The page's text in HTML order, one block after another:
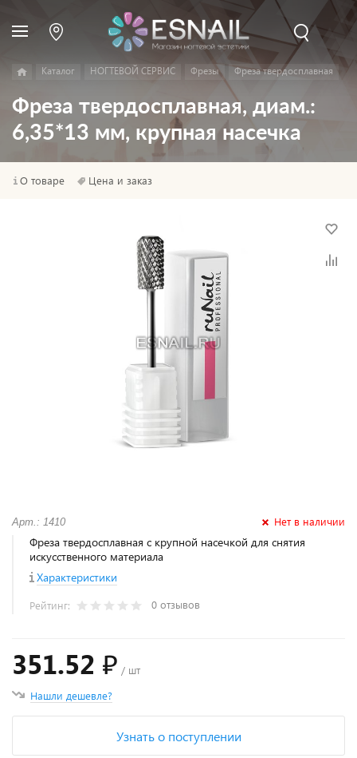
Каталог НОГТЕВОЙ СЕРВИС Фрезы Фреза твердосплавная
Фреза твердосплавная, диам.:
6,35*13 мм, крупная насечка
О товаре Цена и заказ
Арт.: 1410 Нет в наличии
Фреза твердосплавная с крупной насечкой для снятия
искусственного материала
Характеристики
Рейтинг: 0 отзывов
351.52 ₽ / шт
Нашли дешевле?
Узнать о поступлении